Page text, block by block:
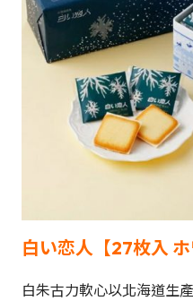
白い恋人【27枚入 ホ
白朱古力軟心以北海道生